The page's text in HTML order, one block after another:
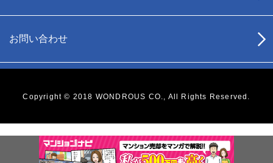
お問い合わせ
Copyright © 2018 WONDROUS CO., All Rights Reserved.